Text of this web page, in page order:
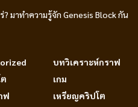
มาทำความรู้จัก Genesis Block กัน
ฟ
บทวิเคราะห์กราฟ
เกม
เหรียญคริปโต